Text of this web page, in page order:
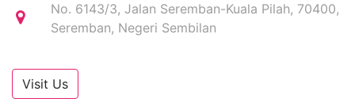
No. 6143/3, Jalan Seremban-Kuala Pilah, 70400,
Seremban, Negeri Sembilan
Visit Us